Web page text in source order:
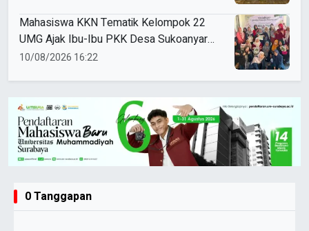
Mahasiswa KKN Tematik Kelompok 22
UMG Ajak Ibu-Ibu PKK Desa Sukoanyar
Berkreasi dengan Ecoprint
10/08/2026 16:22
0 Tanggapan